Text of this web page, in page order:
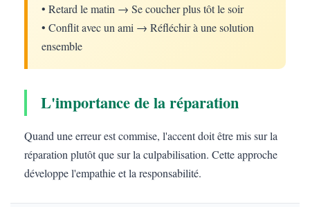
• Retard le matin → Se coucher plus tôt le soir
• Conflit avec un ami → Réfléchir à une solution
ensemble
L'importance de la réparation
Quand une erreur est commise, l'accent doit être mis sur la
réparation plutôt que sur la culpabilisation. Cette approche
développe l'empathie et la responsabilité.